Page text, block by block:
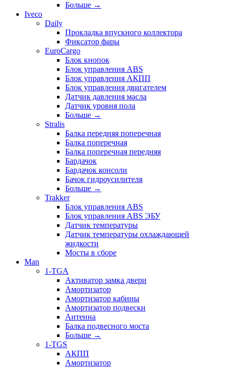
Больше →
Iveco
Daily
Прокладка впускного коллектора
Фиксатор фары
EuroCargo
Блок кнопок
Блок управления ABS
Блок управления АКПП
Блок управления двигателем
Датчик давления масла
Датчик уровня пола
Больше →
Stralis
Балка передняя поперечная
Балка поперечная
Балка поперечная передняя
Бардачок
Бардачок консоли
Бачок гидроусилителя
Больше →
Trakker
Блок управления ABS
Блок управления ABS ЭБУ
Датчик температуры
Датчик температуры охлаждающей
жидкости
Мосты в сборе
Man
1-TGA
Активатор замка двери
Амортизатор
Амортизатор кабины
Амортизатор подвески
Антенна
Балка подвесного моста
Больше →
1-TGS
АКПП
Амортизатор